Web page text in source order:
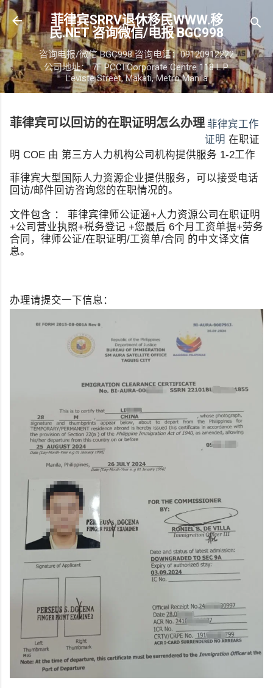
跳至主要内容
菲律宾SRRV退休移民WWW.移
民.NET 咨询微信/电报 BGC998
咨询电报/微信 BGC998 咨询电话：09120912222
公司地址： 7F PCCI Corporate Centre 118 L.P.
Leviste Street, Makati, Metro Manila
菲律宾可以回访的在职证明怎么办理 菲律宾工作
证明 在职证
明 COE 由 第三方人力机构公司机构提供服务 1-2工作
菲律宾大型国际人力资源企业提供服务，可以接受电话
回访/邮件回访咨询您的在职情况的。
文件包含 ： 菲律宾律师公证涵+人力资源公司在职证明
+公司营业执照+税务登记 +您最后 6个月工资单据+劳务
合同，律师公证/在职证明/工资单/合同 的中文译文信
息。
办理请提交一下信息：